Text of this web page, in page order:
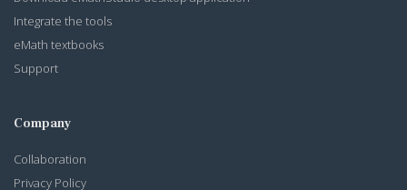
Integrate the tools
eMath textbooks
Support
Company
Collaboration
Privacy Policy